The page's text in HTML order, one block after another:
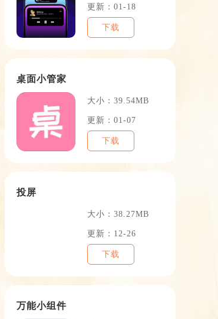
更新：01-18
下载
桌面小管家
大小：39.54MB
更新：01-07
下载
投屏
大小：38.27MB
更新：12-26
下载
万能小组件